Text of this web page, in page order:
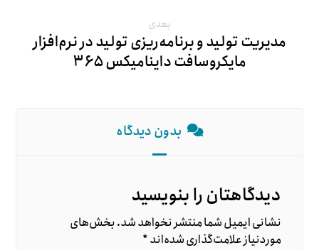
بعدی
مدیریت تولید و برنامه‌ریزی تولید در نرم‌افزار
مایکروسافت داینامیکس ۳۶۵
بدون دیدگاه
دیدگاهتان را بنویسید
نشانی ایمیل شما منتشر نخواهد شد.بخش‌های
موردنیاز علامت‌گذاری شده‌اند*